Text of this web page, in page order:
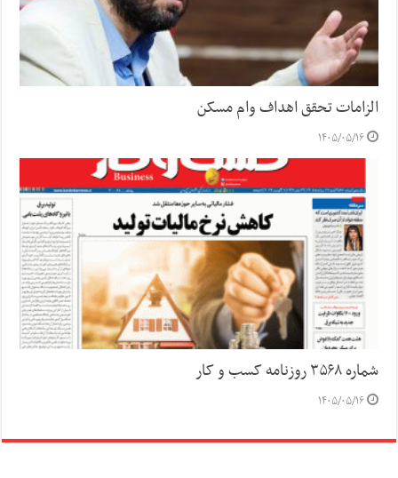
الزامات تحقق اهداف وام مسکن
۱۴۰۵/۰۵/۱۶
شماره ۳۵۶۸ روزنامه کسب و کار
۱۴۰۵/۰۵/۱۶